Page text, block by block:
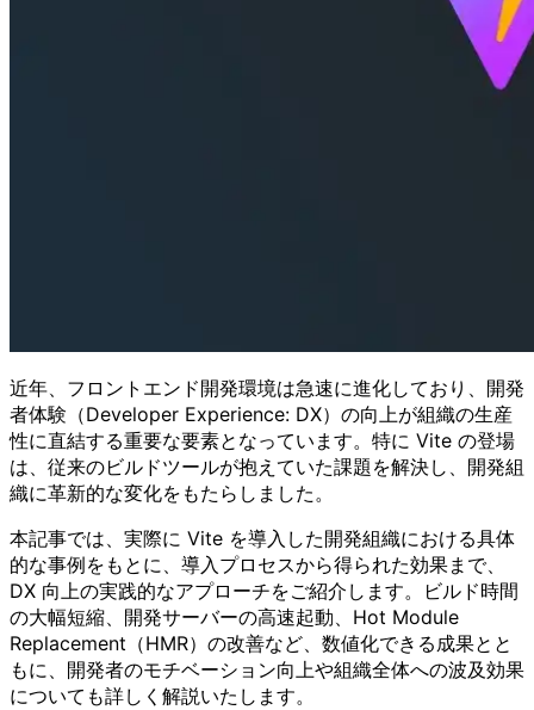
近年、フロントエンド開発環境は急速に進化しており、開発
者体験（Developer Experience: DX）の向上が組織の生産
性に直結する重要な要素となっています。特に Vite の登場
は、従来のビルドツールが抱えていた課題を解決し、開発組
織に革新的な変化をもたらしました。
本記事では、実際に Vite を導入した開発組織における具体
的な事例をもとに、導入プロセスから得られた効果まで、
DX 向上の実践的なアプローチをご紹介します。ビルド時間
の大幅短縮、開発サーバーの高速起動、Hot Module
Replacement（HMR）の改善など、数値化できる成果とと
もに、開発者のモチベーション向上や組織全体への波及効果
についても詳しく解説いたします。